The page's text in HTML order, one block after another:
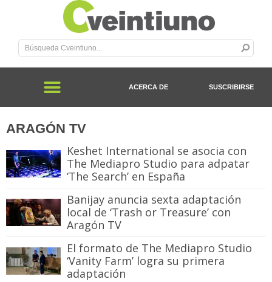
ACERCA DE SUSCRIBIRSE
ARAGÓN TV
Keshet International se asocia con
The Mediapro Studio para adpatar
‘The Search’ en España
Banijay anuncia sexta adaptación
local de ‘Trash or Treasure’ con
Aragón TV
El formato de The Mediapro Studio
‘Vanity Farm’ logra su primera
adaptación